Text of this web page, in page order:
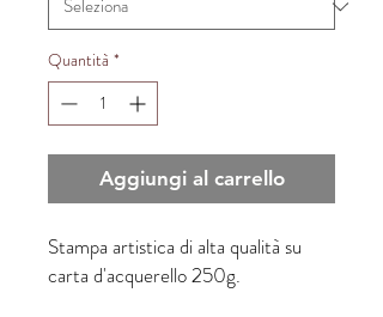
Quantità *
Aggiungi al carrello
Stampa artistica di alta qualità su
carta d'acquerello 250g.